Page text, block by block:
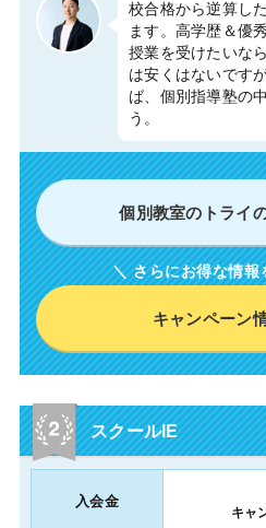
校合格から逆算し
ます。高学歴＆優
授業を受けたいな
は安くはないです
ば、個別指導塾の
う。
個別教室のトライ
キャンペーン
スクールIE
入会金
キャ